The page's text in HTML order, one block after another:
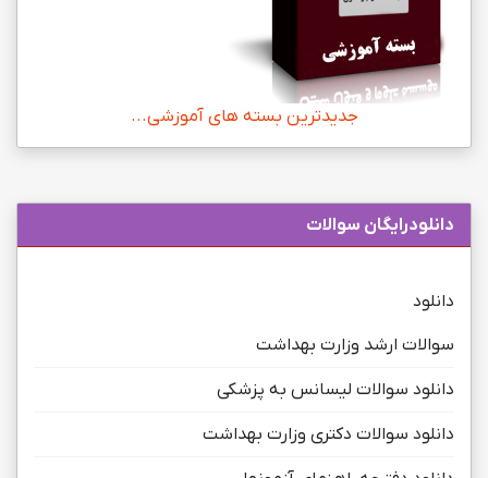
جدیدترین بسته های آموزشی...
دانلودرایگان سوالات
دانلود
سوالات ارشد وزارت بهداشت
دانلود سوالات لیسانس به پزشکی
دانلود سوالات دکتری وزارت بهداشت